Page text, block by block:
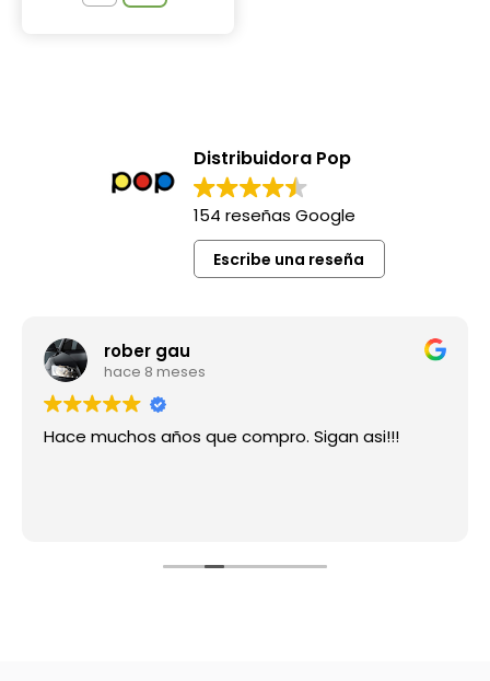
Distribuidora Pop
154 reseñas Google
Escribe una reseña
rober gau
hace 8 meses
Hace muchos años que compro. Sigan asi!!!